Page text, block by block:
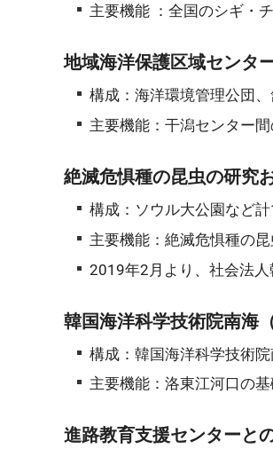
主要機能 ：全国のシギ・
地域海洋保護区域センタ
構成：海洋環境管理公団
主要機能：干潟センター
絶滅危惧種の昆虫の研究
構成：ソウル大公園など
主要機能：絶滅危惧種の
2019年2月より、社会法
韓国海洋科学技術院南海
構成：韓国海洋科学技術
主要機能：洛東江河口の
進路教育支援センターと